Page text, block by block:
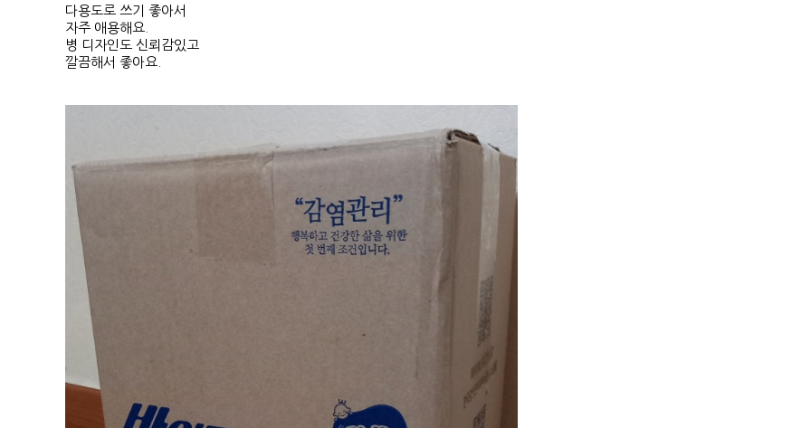
다용도로 쓰기 좋아서
자주 애용해요.
병 디자인도 신뢰감있고
깔끔해서 좋아요.